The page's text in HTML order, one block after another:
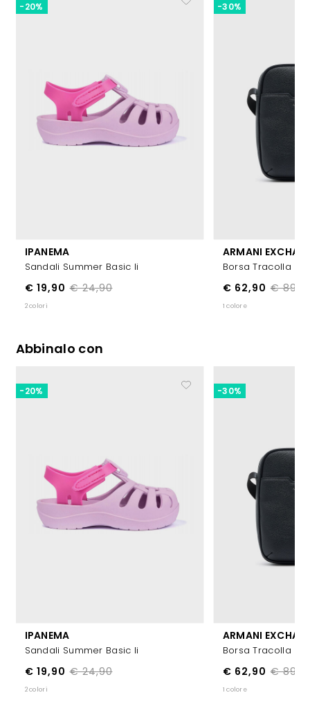
IPANEMA
Sandali Summer Basic Ii
€ 24,90
€ 19,90
-20%
2 colori
ARMANI
Borsa Tracolla In
€
€ 62,90
-30%
1 colore
Abbinalo con
IPANEMA
Sandali Summer Basic Ii
€ 24,90
€ 19,90
-20%
2 colori
ARMANI
Borsa Tracolla In
€
€ 62,90
-30%
1 colore